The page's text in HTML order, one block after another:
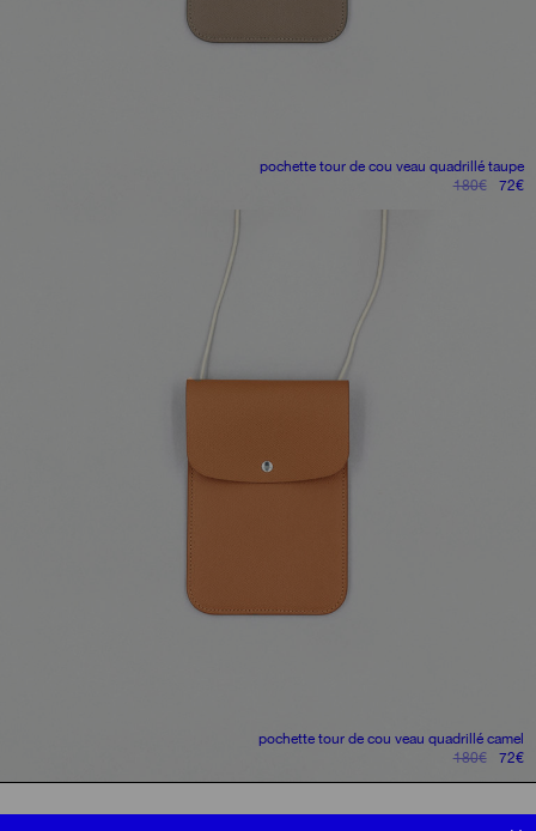
pochette tour de cou veau quadrillé taupe
180€
le72€le
pochette tour de cou veau quadrillé camel
180€
le
prix
72€le